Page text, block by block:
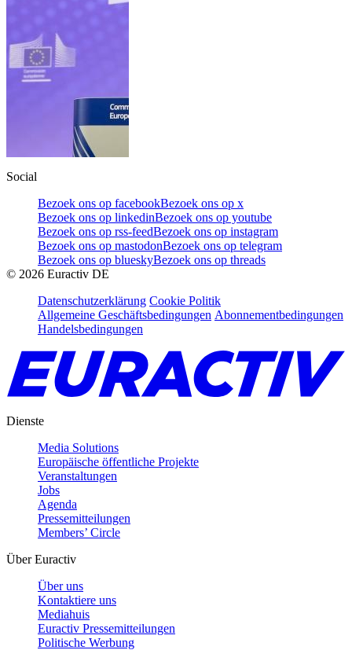
Social
Bezoek ons op facebookBezoek ons op x
Bezoek ons op linkedinBezoek ons op youtube
Bezoek ons op rss-feedBezoek ons op instagram
Bezoek ons op mastodonBezoek ons op telegram
Bezoek ons op blueskyBezoek ons op threads
© 2026 Euractiv DE
Datenschutzerklärung Cookie Politik
Allgemeine Geschäftsbedingungen Abonnementbedingungen
Handelsbedingungen
Dienste
Media Solutions
Europäische öffentliche Projekte
Veranstaltungen
Jobs
Agenda
Pressemitteilungen
Members’ Circle
Über Euractiv
Über uns
Kontaktiere uns
Mediahuis
Euractiv Pressemitteilungen
Politische Werbung